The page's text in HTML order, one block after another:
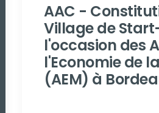
AAC -
Village de
l'occasion des
l'Economie de
(AEM) à